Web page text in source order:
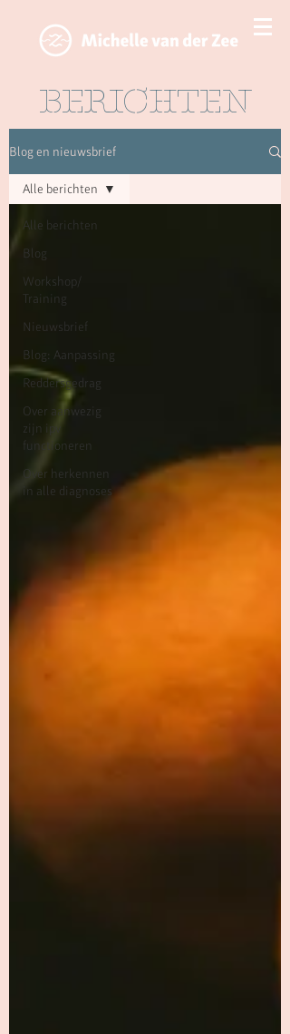
BERICHTEN
Blog en nieuwsbrief
Alle berichten
Blog
Workshop/
Training
Nieuwsbrief
Blog: Aanpassing
Reddersgedrag
Over aanwezig
zijn ipv
functioneren
Over herkennen
in alle diagnoses
Alle berichten